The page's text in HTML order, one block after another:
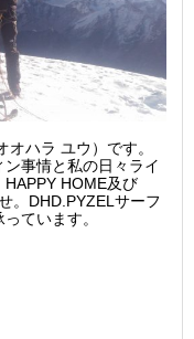
ハラ ユウ）です。
事情と私の日々ライ
HOME及び
。DHD.PYZELサーフ
ています。